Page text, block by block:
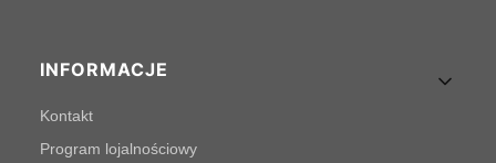
INFORMACJE
Kontakt
Program lojalnościowy